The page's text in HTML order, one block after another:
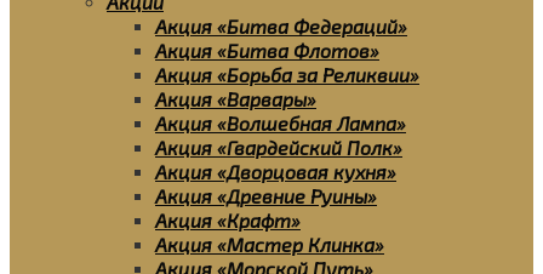
Акция «Битва Федераций»
Акция «Битва Флотов»
Акция «Борьба за Реликвии»
Акция «Варвары»
Акция «Волшебная Лампа»
Акция «Гвардейский Полк»
Акция «Дворцовая кухня»
Акция «Древние Руины»
Акция «Крафт»
Акция «Мастер Клинка»
Акция «Морской Путь»